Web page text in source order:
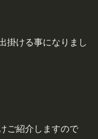
掛ける事になりまし
ご紹介しますので